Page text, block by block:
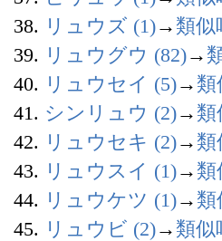
38. リュウズ (1)→ 類似
39. リュウグウ (82)→
40. リュウセイ (5)→ 類
41. シンリュウ (2)→ 類
42. リュウセキ (2)→ 類
43. リュウスイ (1)→ 類
44. リュウケツ (1)→ 類
45. リュウビ (2)→ 類似